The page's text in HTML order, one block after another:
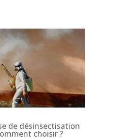
de désinsectisation
choisir ?